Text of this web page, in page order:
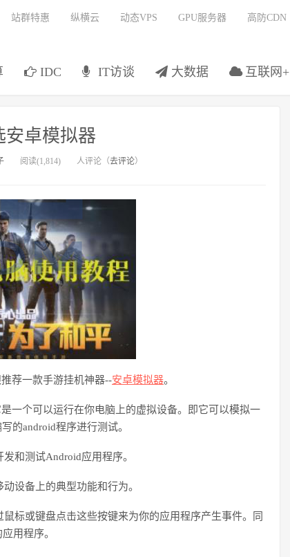
IDC IT访谈 大数据 互联网+
站群特惠 纵横云 动态VPS GPU服务器 高防CDN
安卓模拟器
阅读(1,814) 人评论（去评论）
荐一款手游挂机神器--安卓模拟器。
一个可以运行在你电脑上的虚拟设备。即它可以模拟一
的android程序进行测试。
和测试Android应用程序。
设备上的典型功能和行为。
标或键盘点击这些按键来为你的应用程序产生事件。同
用程序。